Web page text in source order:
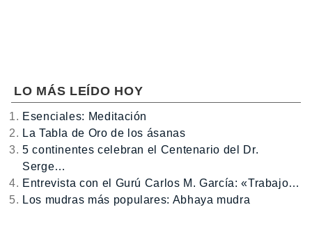
LO MÁS LEÍDO HOY
Esenciales: Meditación
La Tabla de Oro de los ásanas
5 continentes celebran el Centenario del Dr.
Serge…
Entrevista con el Gurú Carlos M. García: «Trabajo…
Los mudras más populares: Abhaya mudra